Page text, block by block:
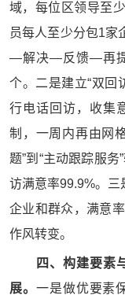
域，每位区领导至
员每人至少分包1家
—解决—反馈—再提
个。二是建立“双回
行电话回访，收集
制，一周内再由网
题”到“主动跟踪服
访满意率99.9%。三
企业和群众，满意
作风转变。
四、构建要素
展。 一是做优要素